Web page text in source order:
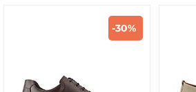
-30%